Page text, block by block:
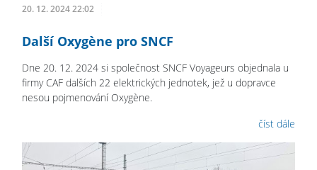
20. 12. 2024 22:02
Další Oxygène pro SNCF
Dne 20. 12. 2024 si společnost SNCF Voyageurs objednala u
firmy CAF dalších 22 elektrických jednotek, jež u dopravce
nesou pojmenování Oxygène.
číst dále